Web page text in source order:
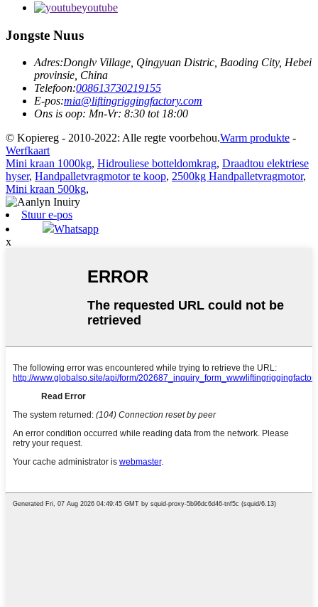
youtube
Jongste Nuus
Adres:Donglv Village, Qingyuan Distric, Baoding City, Hebei
provinsie, China
Telefoon:008613730219155
E-pos:mia@liftingriggingfactory.com
Ons is oop: Mn-Vr: 8:30 tot 18:00
© Kopiereg - 2010-2022: Alle regte voorbehou.Warm produkte -
Werfkaart
Mini kraan 1000kg, Hidrouliese botteldomkrag, Draadtou elektriese
hyser, Handpalletvragmotor te koop, 2500kg Handpalletvragmotor,
Mini kraan 500kg,
Stuur e-pos
Whatsapp
x